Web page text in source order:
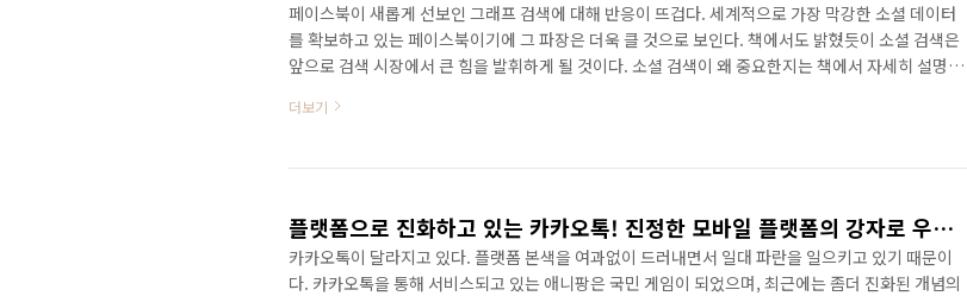
페이스북이 새롭게 선보인 그래프 검색에 대해 반응이 뜨겁다. 세계적으로 가장 막강한 소셜 데이터
를 확보하고 있는 페이스북이기에 그 파장은 더욱 클 것으로 보인다. 책에서도 밝혔듯이 소셜 검색은
앞으로 검색 시장에서 큰 힘을 발휘하게 될 것이다. 소셜 검색이 왜 중요한지는 책에서 자세히 설명하
(SNS)로 연결된 다양한 정보를 찾아준다. 기존 웹검색은 사용자가 검색어를 입력하면 그에 적합한 웹
진, 관심사 등 각종 콘텐츠의 검색 결과를 찾아준다. 페이스북 가입자 10억 명과 그들이 만들어낸
더보기
플랫폼으로 진화하고 있는 카카오톡! 진정한 모바일 플랫폼의 강자로 우뚝 설 것인가?
카카오톡이 달라지고 있다. 플랫폼 본색을 여과없이 드러내면서 일대 파란을 일으키고 있기 때문이
다. 카카오톡을 통해 서비스되고 있는 애니팡은 국민 게임이 되었으며, 최근에는 좀더 진화된 개념의